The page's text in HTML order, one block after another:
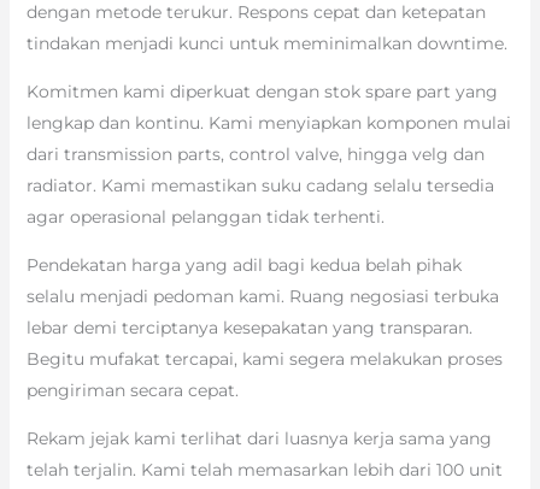
dengan metode terukur. Respons cepat dan ketepatan
tindakan menjadi kunci untuk meminimalkan downtime.
Komitmen kami diperkuat dengan stok spare part yang
lengkap dan kontinu. Kami menyiapkan komponen mulai
dari transmission parts, control valve, hingga velg dan
radiator. Kami memastikan suku cadang selalu tersedia
agar operasional pelanggan tidak terhenti.
Pendekatan harga yang adil bagi kedua belah pihak
selalu menjadi pedoman kami. Ruang negosiasi terbuka
lebar demi terciptanya kesepakatan yang transparan.
Begitu mufakat tercapai, kami segera melakukan proses
pengiriman secara cepat.
Rekam jejak kami terlihat dari luasnya kerja sama yang
telah terjalin. Kami telah memasarkan lebih dari 100 unit